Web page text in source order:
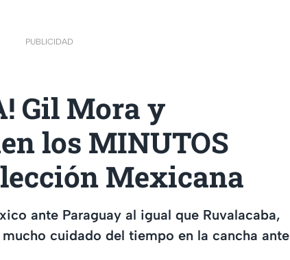
PUBLICIDAD
Gil Mora y
los MINUTOS
Mexicana
ante Paraguay al igual que Ruvalacaba,
cuidado del tiempo en la cancha ante